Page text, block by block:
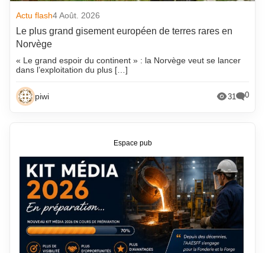
Actu flash4 Août. 2026
Le plus grand gisement européen de terres rares en
Norvège
« Le grand espoir du continent » : la Norvège veut se lancer
dans l’exploitation du plus […]
piwi 31 0
Espace pub